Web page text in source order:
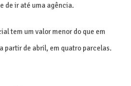
de ir até uma agência.
tem um valor menor do que em
partir de abril, em quatro parcelas.